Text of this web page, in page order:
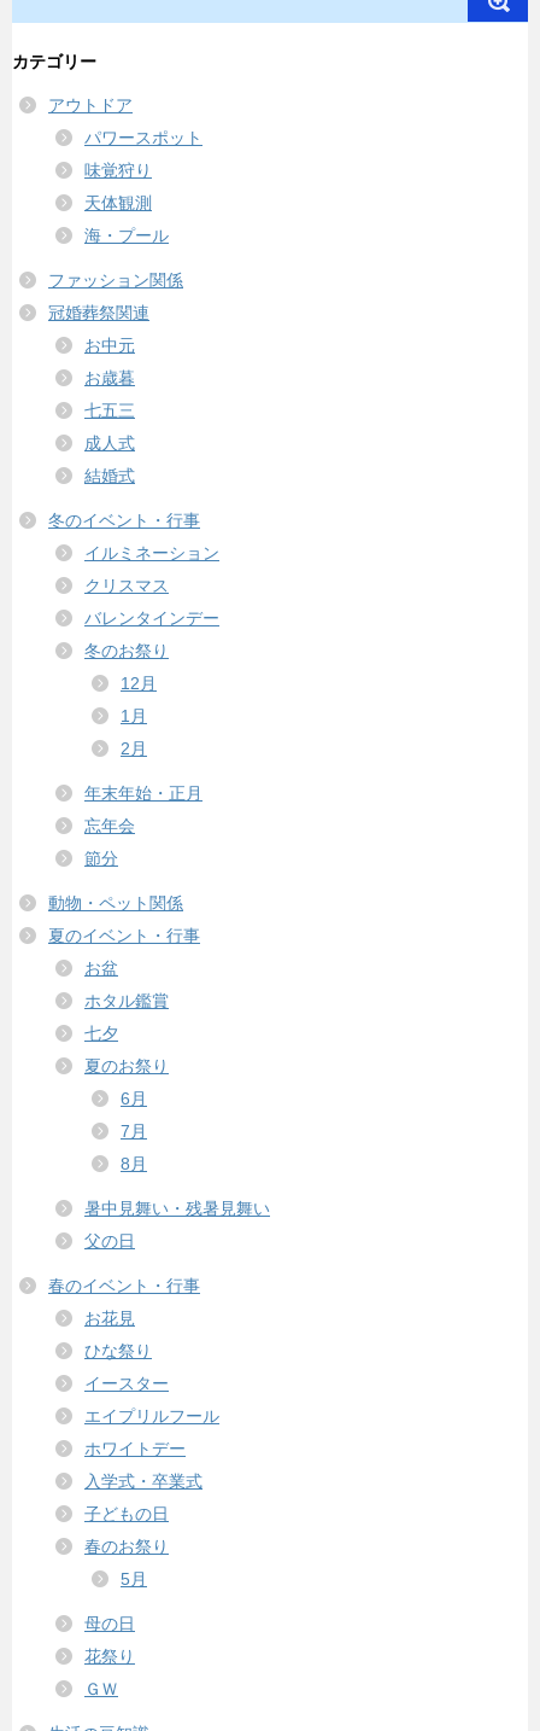
カテゴリー
アウトドア
パワースポット
味覚狩り
天体観測
海・プール
ファッション関係
冠婚葬祭関連
お中元
お歳暮
七五三
成人式
結婚式
冬のイベント・行事
イルミネーション
クリスマス
バレンタインデー
冬のお祭り
12月
1月
2月
年末年始・正月
忘年会
節分
動物・ペット関係
夏のイベント・行事
お盆
ホタル鑑賞
七夕
夏のお祭り
6月
7月
8月
暑中見舞い・残暑見舞い
父の日
春のイベント・行事
お花見
ひな祭り
イースター
エイプリルフール
ホワイトデー
入学式・卒業式
子どもの日
春のお祭り
5月
母の日
花祭り
ＧＷ